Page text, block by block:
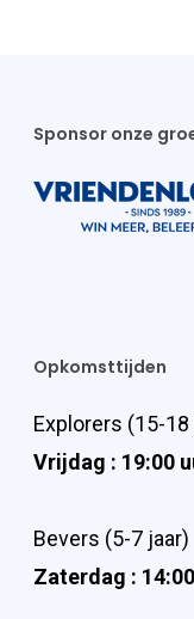
Sponsor onze
Opkomsttijden
Explorers (15-18
Vrijdag : 19:00
Bevers (5-7 jaar)
Zaterdag :